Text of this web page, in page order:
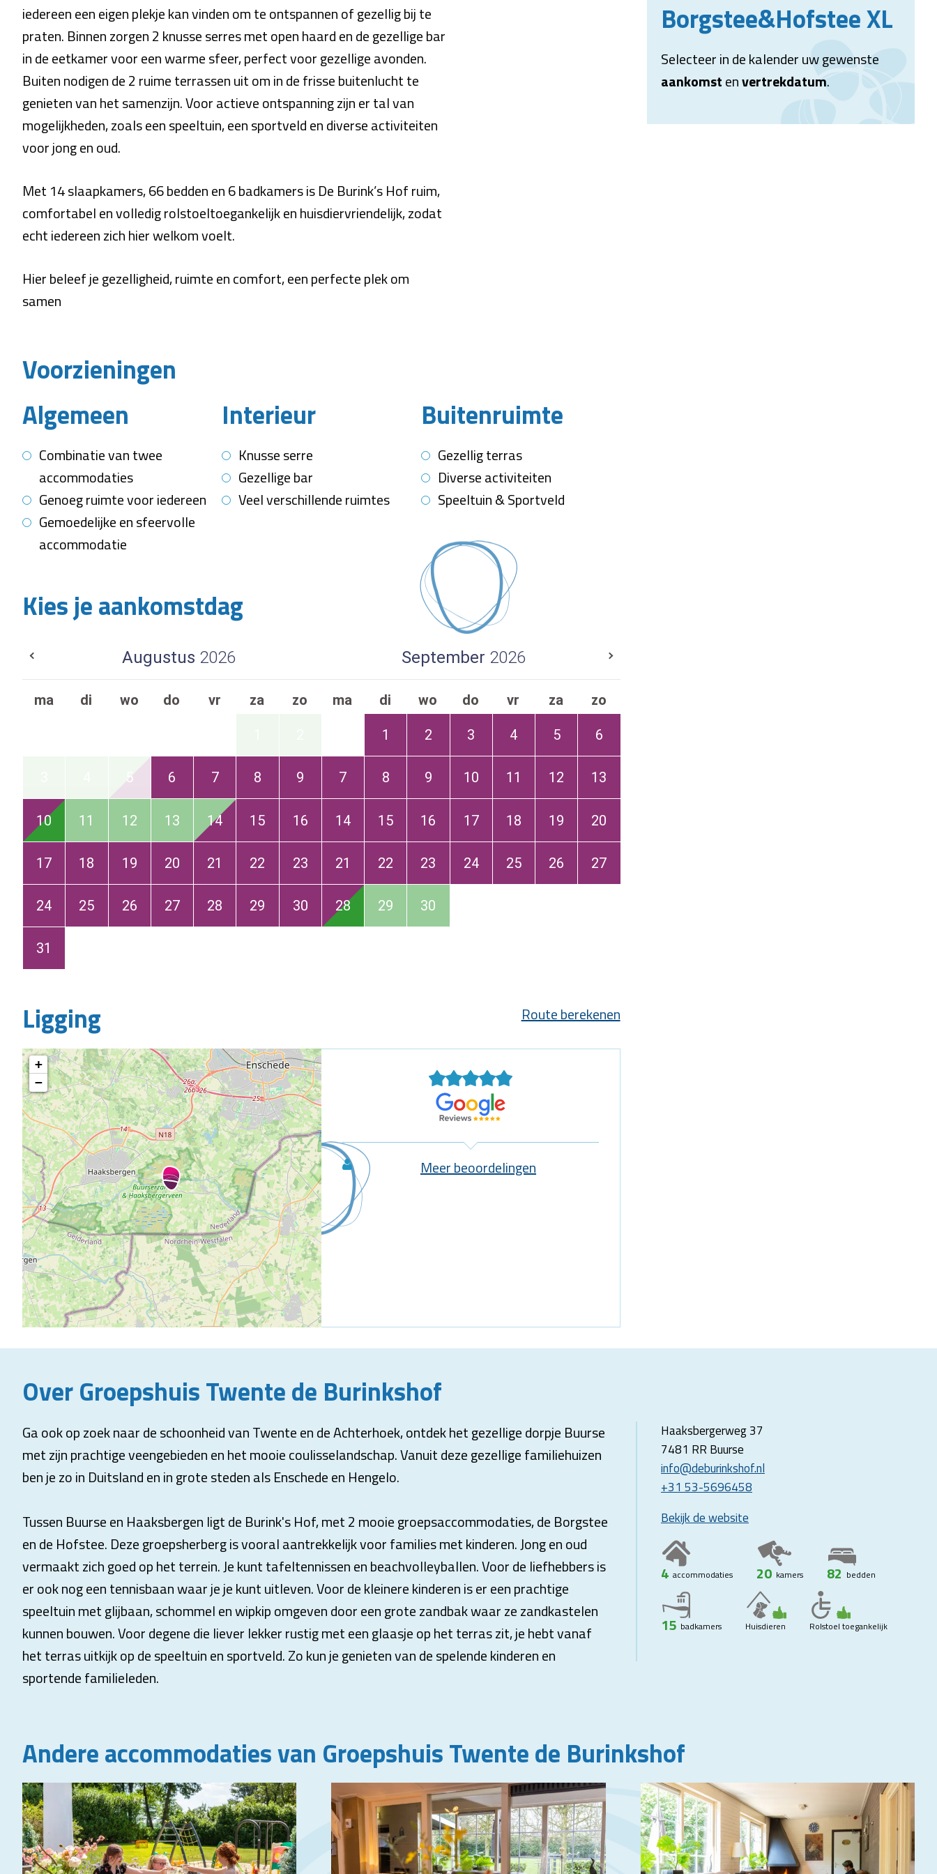
iedereen een eigen plekje kan vinden om te ontspannen of gezellig bij te
praten. Binnen zorgen 2 knusse serres met open haard en de gezellige bar
in de eetkamer voor een warme sfeer, perfect voor gezellige avonden.
Buiten nodigen de 2 ruime terrassen uit om in de frisse buitenlucht te
genieten van het samenzijn. Voor actieve ontspanning zijn er tal van
mogelijkheden, zoals een speeltuin, een sportveld en diverse activiteiten
voor jong en oud.
Met 14 slaapkamers, 66 bedden en 6 badkamers is De Burink’s Hof ruim,
comfortabel en volledig rolstoeltoegankelijk en huisdiervriendelijk, zodat
echt iedereen zich hier welkom voelt.
Hier beleef je gezelligheid, ruimte en comfort, een perfecte plek om
samen
Voorzieningen
Algemeen
Combinatie van twee
accommodaties
Genoeg ruimte voor iedereen
Gemoedelijke en sfeervolle
accommodatie
Interieur
Knusse serre
Gezellige bar
Veel verschillende ruimtes
Buitenruimte
Gezellig terras
Diverse activiteiten
Speeltuin & Sportveld
Kies je aankomstdag
Augustus 2026
ma di wo do vr za zo
5 6 7 8 9
10 11 12 13 14 15 16
17 18 19 20 21 22 23
24 25 26 27 28 29 30
31
September 2026
ma di wo do vr za zo
1 2 3 4 5 6
7 8 9 10 11 12 13
14 15 16 17 18 19 20
21 22 23 24 25 26 27
28 29 30
Route berekenen
Ligging
+
−
Meer beoordelingen
Borgstee&Hofstee XL
Selecteer in de kalender uw gewenste
aankomstenvertrekdatum.
Over Groepshuis Twente de Burinkshof
Haaksbergerweg 37
7481 RR Buurse
info@deburinkshof.nl
+31 53-5696458
Bekijk de website
4 accommodaties 20 kamers 82 bedden
15 badkamers Huisdieren Rolstoel toegankelijk
Ga ook op zoek naar de schoonheid van Twente en de Achterhoek, ontdek het gezellige dorpje Buurse
met zijn prachtige veengebieden en het mooie coulisselandschap. Vanuit deze gezellige familiehuizen
ben je zo in Duitsland en in grote steden als Enschede en Hengelo.
Tussen Buurse en Haaksbergen ligt de Burink's Hof, met 2 mooie groepsaccommodaties, de Borgstee
en de Hofstee. Deze groepsherberg is vooral aantrekkelijk voor families met kinderen. Jong en oud
vermaakt zich goed op het terrein. Je kunt tafeltennissen en beachvolleyballen. Voor de liefhebbers is
er ook nog een tennisbaan waar je je kunt uitleven. Voor de kleinere kinderen is er een prachtige
speeltuin met glijbaan, schommel en wipkip omgeven door een grote zandbak waar ze zandkastelen
kunnen bouwen. Voor degene die liever lekker rustig met een glaasje op het terras zit, je hebt vanaf
het terras uitkijk op de speeltuin en sportveld. Zo kun je genieten van de spelende kinderen en
sportende familieleden.
Andere accommodaties van Groepshuis Twente de Burinkshof